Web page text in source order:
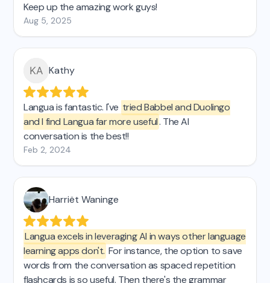
Keep up the amazing work guys!
Aug 5, 2025
Kathy
Langua is fantastic. I've tried Babbel and Duolingo
and I find Langua far more useful. The AI
conversation is the best!!
Feb 2, 2024
Harriët Waninge
Langua excels in leveraging AI in ways other language
learning apps don't. For instance, the option to save
words from the conversation as spaced repetition
flashcards is so useful. Then there's the grammar